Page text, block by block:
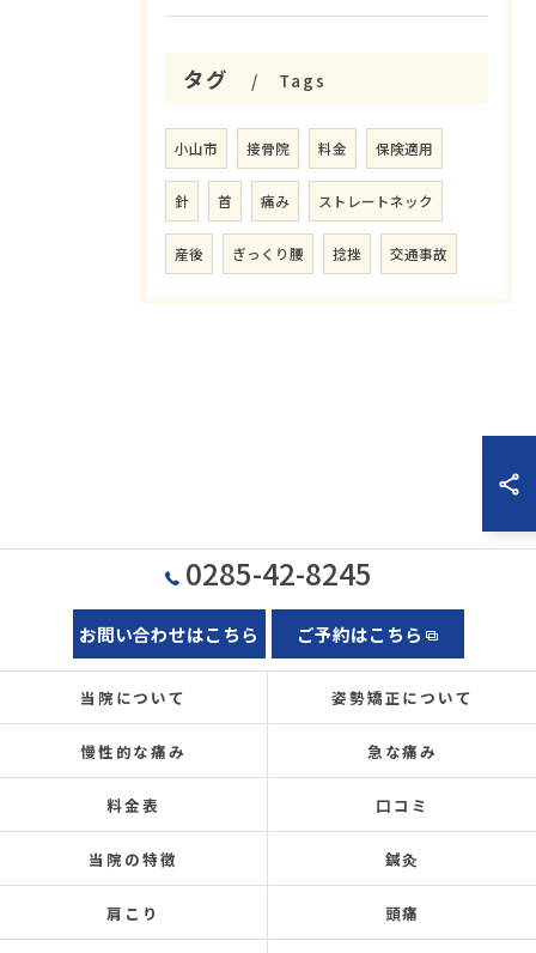
タグ Tags
小山市 接骨院 料金 保険適用
針 首 痛み ストレートネック
産後 ぎっくり腰 捻挫 交通事故
0285-42-8245
お問い合わせはこちら ご予約はこちら
当院について 姿勢矯正について
慢性的な痛み 急な痛み
料金表 口コミ
当院の特徴 鍼灸
肩こり 頭痛